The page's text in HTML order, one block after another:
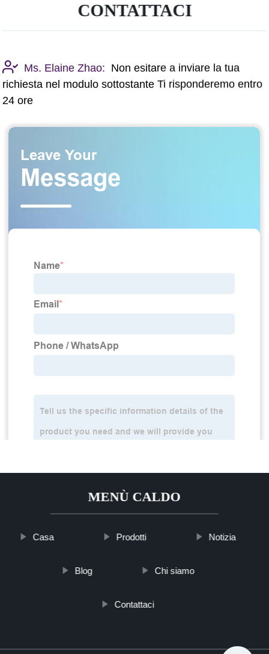
CONTATTACI
Ms. Elaine Zhao: Non esitare a inviare la tua
richiesta nel modulo sottostante Ti risponderemo entro
24 ore
MENÙ CALDO
Casa Prodotti Notizia
Blog Chi siamo
Contattaci